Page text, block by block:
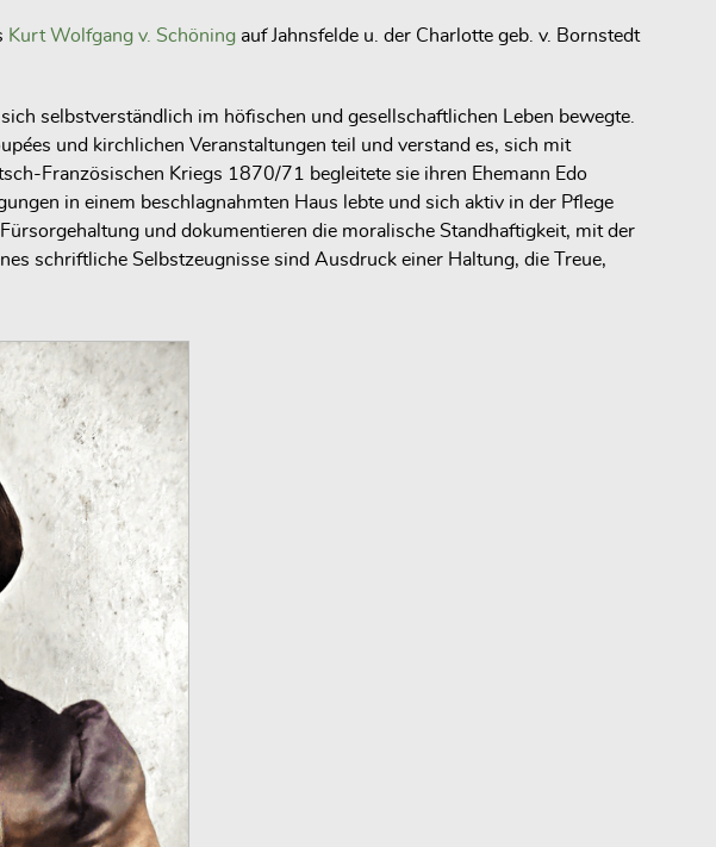
Kurt Wolfgang v. Schöning auf Jahnsfelde u. der Charlotte geb. v. Bornstedt
selbstverständlich im höfischen und gesellschaftlichen Leben bewegte.
und kirchlichen Veranstaltungen teil und verstand es, sich mit
Französischen Kriegs 1870/71 begleitete sie ihren Ehemann Edo
in einem beschlagnahmten Haus lebte und sich aktiv in der Pflege
und dokumentieren die moralische Standhaftigkeit, mit der
schriftliche Selbstzeugnisse sind Ausdruck einer Haltung, die Treue,